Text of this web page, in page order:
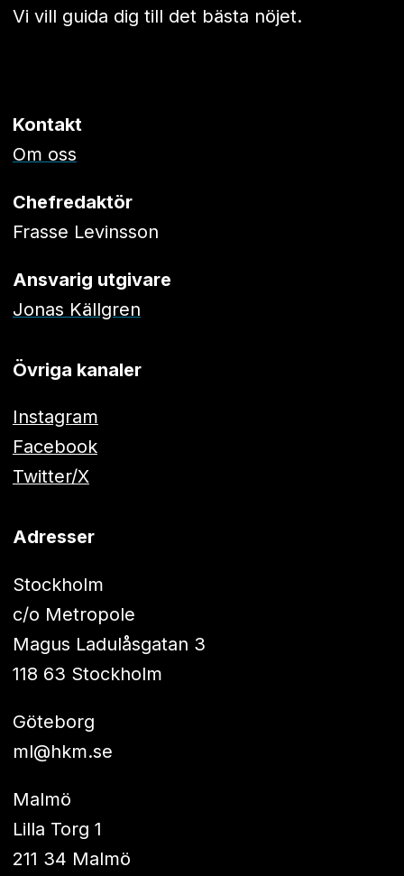
Vi vill guida dig till det bästa nöjet.
Kontakt
Om oss
Chefredaktör
Frasse Levinsson
Ansvarig utgivare
Jonas Källgren
Övriga kanaler
Instagram
Facebook
Twitter/X
Adresser
Stockholm
c/o Metropole
Magus Ladulåsgatan 3
118 63 Stockholm
Göteborg
ml@hkm.se
Malmö
Lilla Torg 1
211 34 Malmö